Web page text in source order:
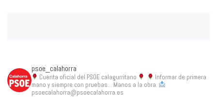
psoe_calahorra
Cuenta oficial del PSOE calagurritano
Informar de primera
mano y siempre con pruebas... Manos a la obra.
psoecalahorra@psoecalahorra.es